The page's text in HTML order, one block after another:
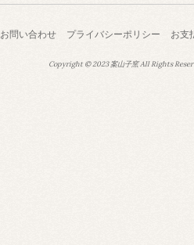
お問い合わせ プライバシーポリシー お支
Copyright © 2023 案山子窯 All Rights